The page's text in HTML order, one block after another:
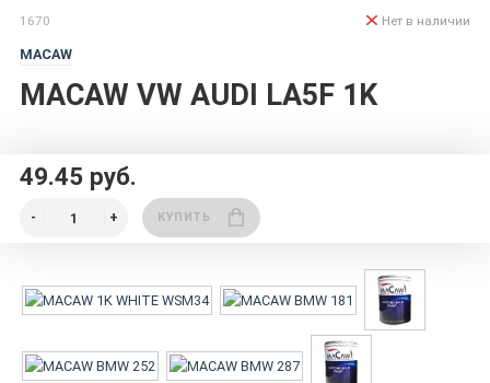
1670
MACAW
MACAW VW AUDI LA5F 1K
Нет в наличии
49.45 руб.
КУПИТЬ